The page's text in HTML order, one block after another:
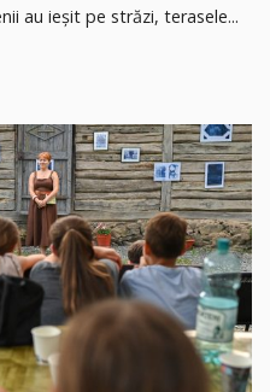
au ieșit pe străzi, terasele...